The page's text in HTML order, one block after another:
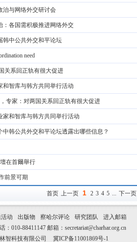
治与网络外交研讨会
：各国需积极推进网络外交
韩中公共外交和平论坛
need
关系回正轨有很大促进
和智库与韩方共同举行活动
专家：对两国关系回正轨有很大促进
家和智库与韩方共同举行活动
韩公共外交和平论坛透露出哪些信息？
在首爾舉行
前景可期
首页 上一页 1 2 3 4 5 ... 下一页
动 出版物 察哈尔评论 研究团队
进入邮箱
010-88411147 邮箱：secretariat@charhar.org.cn
智科技有限公司 冀ICP备11001869号-1